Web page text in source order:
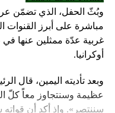
عظيمة وسنتجاوز معاً كلّ
سننتصر». وإذ أكد أن
شدّد على أن بلاده ستخرج
واعتبر «القيصر» من
استُقبل بتصفيق حار من
العسكرية الذين ردّدوا
هائل ومسؤولية ومهمّة